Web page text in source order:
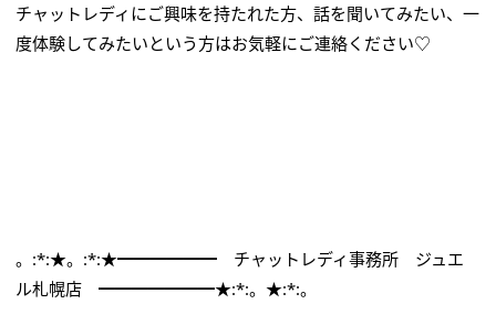
チャットレディにご興味を持たれた方、話を聞いてみたい、一
度体験してみたいという方はお気軽にご連絡ください♡
。:*:★。:*:★━━━━━━ チャットレディ事務所 ジュエ
ル札幌店 ━━━━━━━★:*:。★:*:。